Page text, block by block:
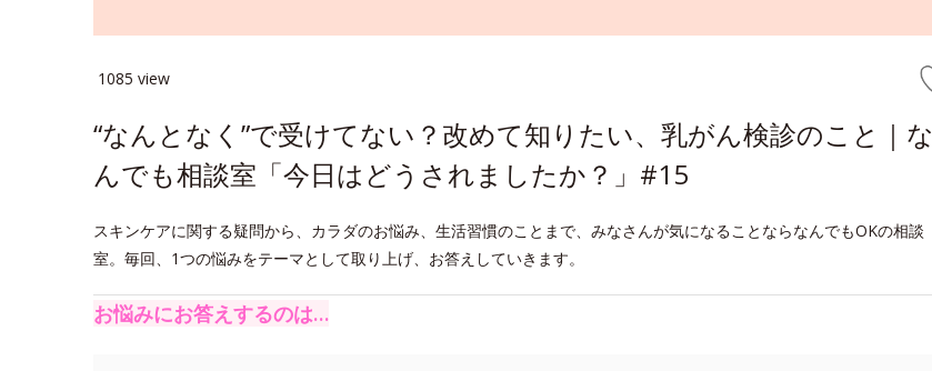
1085 view
“なんとなく”で受けてない？改めて知りたい、乳がん検診のこと｜な
んでも相談室「今日はどうされましたか？」#15
スキンケアに関する疑問から、カラダのお悩み、生活習慣のことまで、みなさんが気になることならなんでもOKの相談
室。毎回、1つの悩みをテーマとして取り上げ、お答えしていきます。
お悩みにお答えするのは…